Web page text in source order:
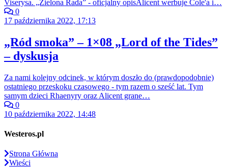
Viserysa. „Zielona Rada” - oficjalny opisAlicent werbuje Cole'a i…
0
17 października 2022, 17:13
„Ród smoka” – 1×08 „Lord of the Tides”
– dyskusja
Za nami kolejny odcinek, w którym doszło do (prawdopodobnie)
ostatniego przeskoku czasowego - tym razem o sześć lat. Tym
samym dzieci Rhaenyry oraz Alicent grane…
0
10 października 2022, 14:48
Westeros.pl
Strona Główna
Wieści